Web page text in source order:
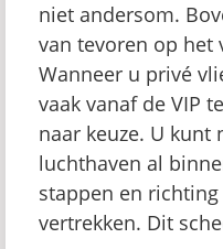
niet andersom.
van tevoren op het
Wanneer u privé
vaak vanaf de VIP
naar keuze. U kunt
luchthaven al
stappen en
vertrekken. Dit